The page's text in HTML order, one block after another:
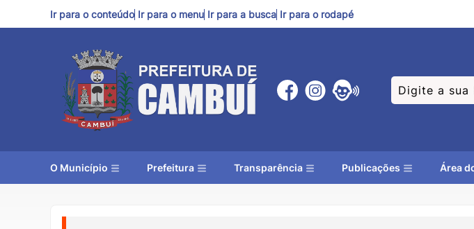
Ir para o conteúdo Ir para o menu Ir para a busca Ir para o rodapé
O Município Prefeitura Transparência Publicações Área